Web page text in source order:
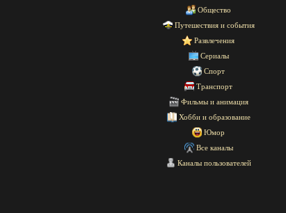
Общество
Путешествия и события
Развлечения
Сериалы
Спорт
Транспорт
Фильмы и анимация
Хобби и образование
Юмор
Все каналы
Каналы пользователей